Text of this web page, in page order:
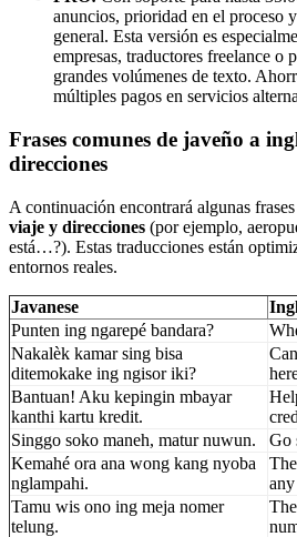
anuncios, prioridad en el proceso
general. Esta versión es
empresas, traductores freelance o
grandes volúmenes de texto.
múltiples pagos en servicios
Frases comunes de javeño a
direcciones
A continuación encontrará algunas
viaje y direcciones (por ejemplo,
está…?). Estas traducciones están
entornos reales.
Javanese
Punten ing ngarepé bandara?
Nakalèk kamar sing bisa
ditemokake ing ngisor iki?
Bantuan! Aku kepingin mbayar
kanthi kartu kredit.
Singgo soko maneh, matur nuwun.
Go
Kemahé ora ana wong kang nyoba
nglampahi.
Tamu wis ono ing meja nomer
telung.